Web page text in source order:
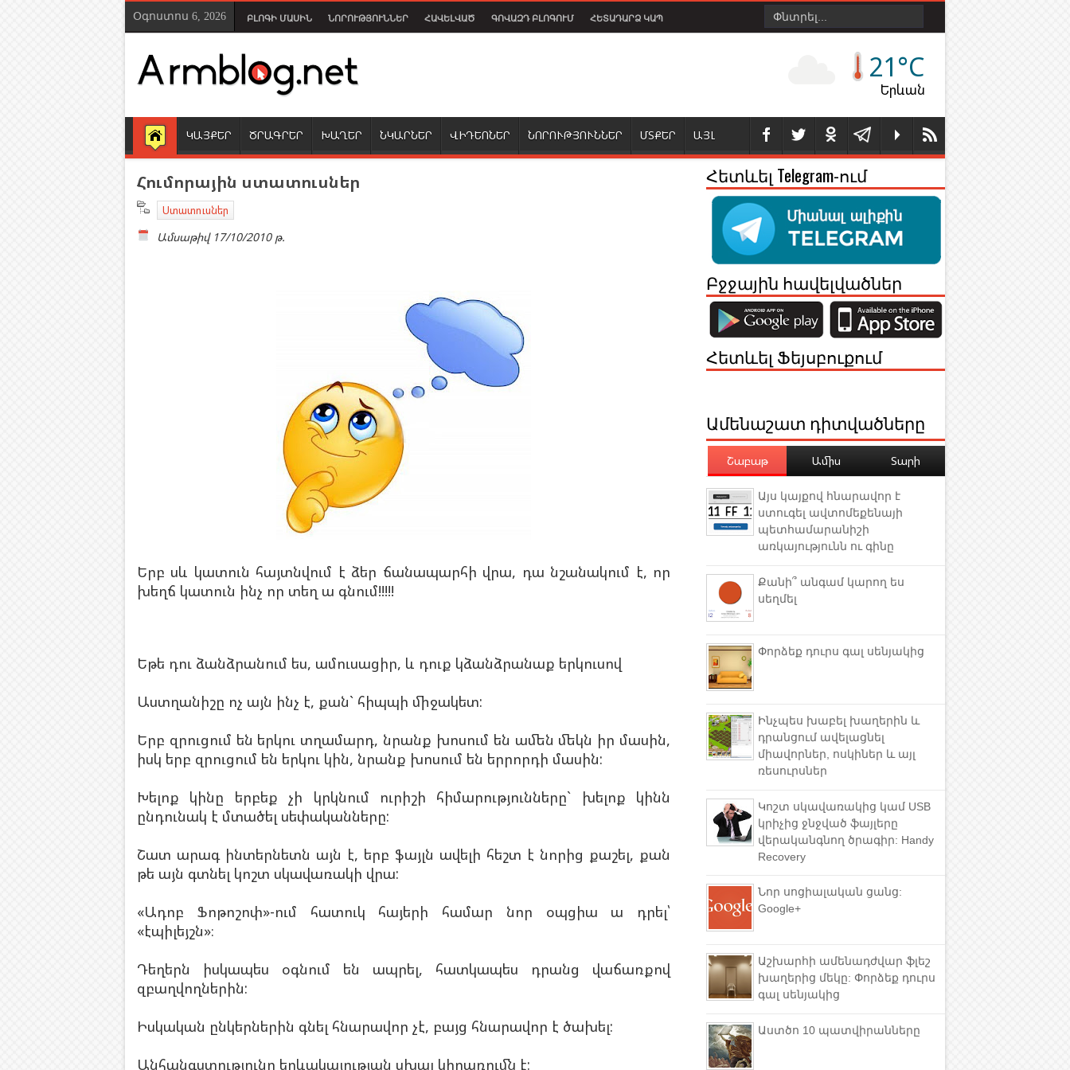
Օգոստոս 6, 2026 ԲԼՈԳԻ ՄԱՍԻՆ ՆՈՐՈՒԹՅՈՒՆՆԵՐ ՀԱՎԵԼՎԱԾ ԳՈՎԱԶԴ ԲԼՈԳՈՒՄ ՀԵՏԱԴԱՐՁ ԿԱՊ
21°C
Երևան
ԿԱՅՔԵՐ ԾՐԱԳՐԵՐ ԽԱՂԵՐ ՆԿԱՐՆԵՐ ՎԻԴԵՈՆԵՐ ՆՈՐՈՒԹՅՈՒՆՆԵՐ ՄՏՔԵՐ ԱՅԼ
Հումորային ստատուսներ
Ստատուսներ
Ամսաթիվ 17/10/2010 թ.
Երբ սև կատուն հայտնվում է ձեր ճանապարհի վրա, դա նշանակում է, որ
խեղճ կատուն ինչ որ տեղ ա գնում!!!!!
Եթե դու ձանձրանում ես, ամուսացիր, և դուք կձանձրանաք երկուսով
Աստղանիշը ոչ այն ինչ է, քան` հիպպի միջակետ:
Երբ զրուցում են երկու տղամարդ, նրանք խոսում են ամեն մեկն իր մասին,
իսկ երբ զրուցում են երկու կին, նրանք խոսում են երրորդի մասին:
Խելոք կինը երբեք չի կրկնում ուրիշի հիմարությունները` խելոք կինն
ընդունակ է մտածել սեփականները:
Շատ արագ ինտերնետն այն է, երբ ֆայլն ավելի հեշտ է նորից քաշել, քան
թե այն գտնել կոշտ սկավառակի վրա:
«Ադոբ Ֆոթոշոփ»-ում հատուկ հայերի համար նոր օպցիա ա դրել՝
«էպիլեյշն»։
Դեղերն իսկապես օգնում են ապրել, հատկապես դրանց վաճառքով
զբաղվողներին:
Իսկական ընկերներին գնել հնարավոր չէ, բայց հնարավոր է ծախել:
Անհանգստությունը երևակայության սխալ կիրառումն է:
Հետևել Telegram-ում
Բջջային հավելվածներ
Հետևել Ֆեյսբուքում
Ամենաշատ դիտվածները
Շաբաթ Ամիս Տարի
Այս կայքով հնարավոր է
ստուգել ավտոմեքենայի
պետհամարանիշի
առկայությունն ու գինը
Քանի՞ անգամ կարող ես
սեղմել
Փորձեք դուրս գալ սենյակից
Ինչպես խաբել խաղերին և
դրանցում ավելացնել
միավորներ, ոսկիներ և այլ
ռեսուրսներ
Կոշտ սկավառակից կամ USB
կրիչից ջնջված ֆայլերը
վերականգնող ծրագիր: Handy
Recovery
Նոր սոցիալական ցանց:
Google+
Աշխարհի ամենադժվար ֆլեշ
խաղերից մեկը: Փորձեք դուրս
գալ սենյակից
Աստծո 10 պատվիրանները